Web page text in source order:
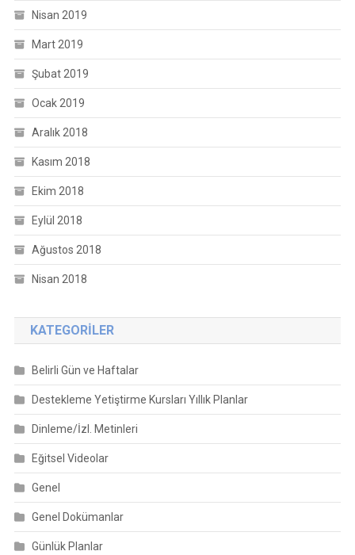
Nisan 2019
Mart 2019
Şubat 2019
Ocak 2019
Aralık 2018
Kasım 2018
Ekim 2018
Eylül 2018
Ağustos 2018
Nisan 2018
KATEGORILER
Belirli Gün ve Haftalar
Destekleme Yetiştirme Kursları Yıllık Planlar
Dinleme/İzl. Metinleri
Eğitsel Videolar
Genel
Genel Dokümanlar
Günlük Planlar